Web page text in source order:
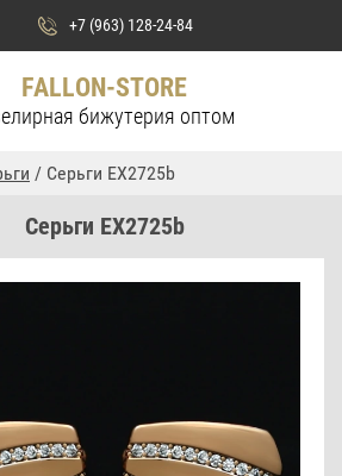
+7 (963) 128-24-84
FALLON-STORE
бижутерия оптом
/ Серьги EX2725b
Серьги EX2725b